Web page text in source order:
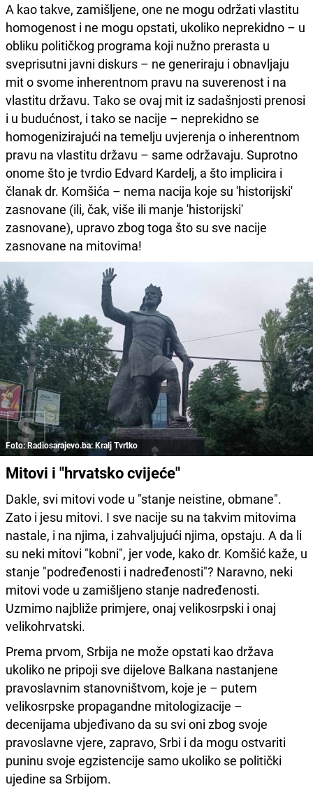
A kao takve, zamišljene, one ne mogu održati vlastitu
homogenost i ne mogu opstati, ukoliko neprekidno – u
obliku političkog programa koji nužno prerasta u
sveprisutni javni diskurs – ne generiraju i obnavljaju
mit o svome inherentnom pravu na suverenost i na
vlastitu državu. Tako se ovaj mit iz sadašnjosti prenosi
i u budućnost, i tako se nacije – neprekidno se
homogenizirajući na temelju uvjerenja o inherentnom
pravu na vlastitu državu – same održavaju. Suprotno
onome što je tvrdio Edvard Kardelj, a što implicira i
članak dr. Komšića – nema nacija koje su 'historijski'
zasnovane (ili, čak, više ili manje 'historijski'
zasnovane), upravo zbog toga što su sve nacije
zasnovane na mitovima!
Foto: Radiosarajevo.ba: Kralj Tvrtko
Mitovi i "hrvatsko cvijeće"
Dakle, svi mitovi vode u "stanje neistine, obmane".
Zato i jesu mitovi. I sve nacije su na takvim mitovima
nastale, i na njima, i zahvaljujući njima, opstaju. A da li
su neki mitovi "kobni", jer vode, kako dr. Komšić kaže, u
stanje "podređenosti i nadređenosti"? Naravno, neki
mitovi vode u zamišljeno stanje nadređenosti.
Uzmimo najbliže primjere, onaj velikosrpski i onaj
velikohrvatski.
Prema prvom, Srbija ne može opstati kao država
ukoliko ne pripoji sve dijelove Balkana nastanjene
pravoslavnim stanovništvom, koje je – putem
velikosrpske propagandne mitologizacije –
decenijama ubjeđivano da su svi oni zbog svoje
pravoslavne vjere, zapravo, Srbi i da mogu ostvariti
puninu svoje egzistencije samo ukoliko se politički
ujedine sa Srbijom.